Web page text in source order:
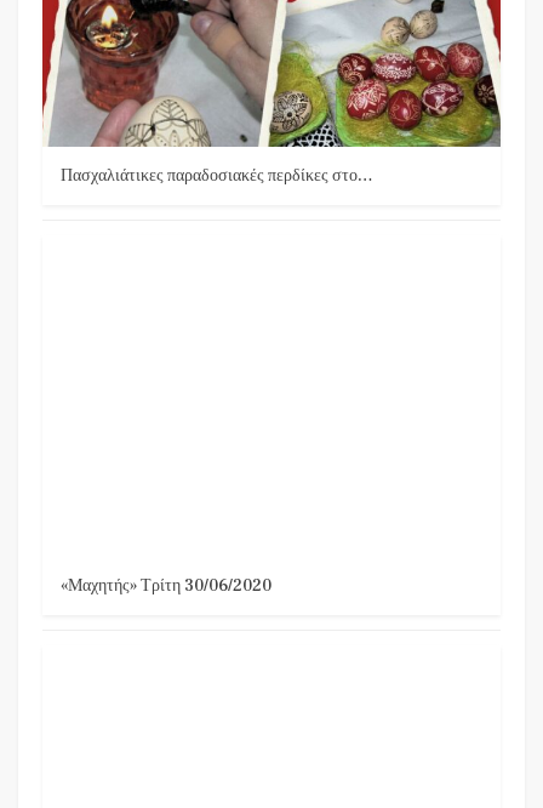
Πασχαλιάτικες παραδοσιακές περδίκες στο…
«Μαχητής» Τρίτη 30/06/2020